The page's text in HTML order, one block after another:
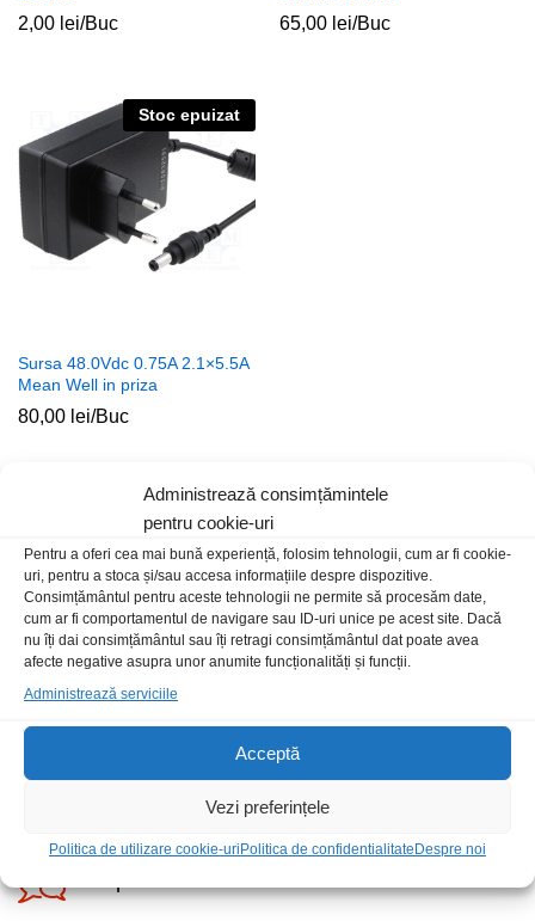
Administrează consimțămintele
pentru cookie-uri
Pentru a oferi cea mai bună experiență, folosim tehnologii, cum ar fi cookie-
uri, pentru a stoca și/sau accesa informațiile despre dispozitive.
Consimțământul pentru aceste tehnologii ne permite să procesăm date,
cum ar fi comportamentul de navigare sau ID-uri unice pe acest site. Dacă
nu îți dai consimțământul sau îți retragi consimțământul dat poate avea
afecte negative asupra unor anumite funcționalități și funcții.
Administrează serviciile
Acceptă
Vezi preferințele
Politica de utilizare cookie-uri Politica de confidentialitate Despre noi
2,00 lei/Buc 65,00 lei/Buc
Stoc epuizat
Sursa 48.0Vdc 0.75A 2.1×5.5A
Mean Well in priza
80,00 lei/Buc
Livrare rapida
Plata securizata